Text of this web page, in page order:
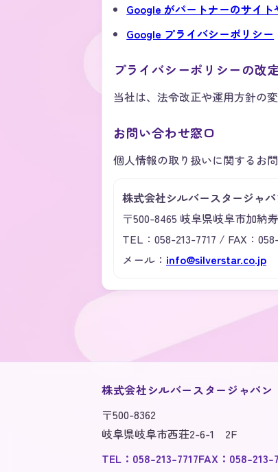
Google がパートナーのサイ
Google プライバシーポリシー
プライバシーポリシーの改
当社は、法令改正や運用方針の
お問い合わせ窓口
個人情報の取り扱いに関するお
株式会社シルバースタージャパ
〒500-8465 岐阜県岐阜市加納
TEL：058-213-7717 / FAX：
メール： info@silverstar.co.jp
株式会社シルバースタージャパン
〒500-8362
岐阜県岐阜市西荘2-6-1 2F
TEL： 058-213-7717FAX：058-213-